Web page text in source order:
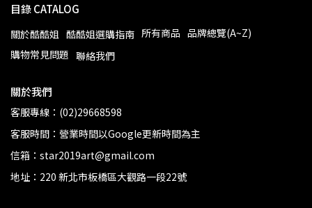
目錄 CATALOG
關於酷酷姐 酷酷姐選購指南 所有商品 品牌總覽(A~Z)
購物常見問題 聯絡我們
關於我們
客服專線：(02)29668598
客服時間：營業時間以Google更新時間為主
信箱：star2019art@gmail.com
地址：220 新北市板橋區大觀路一段22號